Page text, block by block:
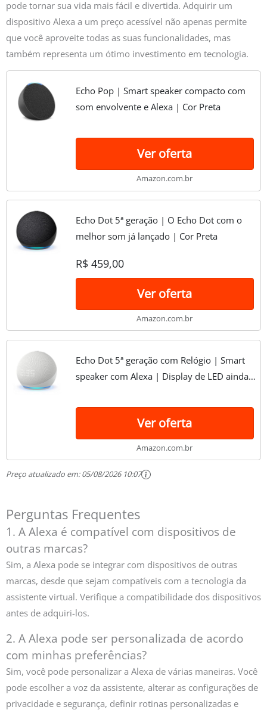
pode tornar sua vida mais fácil e divertida. Adquirir um
dispositivo Alexa a um preço acessível não apenas permite
que você aproveite todas as suas funcionalidades, mas
também representa um ótimo investimento em tecnologia.
Echo Pop | Smart speaker compacto com
som envolvente e Alexa | Cor Preta
Ver oferta
Amazon.com.br
Echo Dot 5ª geração | O Echo Dot com o
melhor som já lançado | Cor Preta
R$ 459,00
Ver oferta
Amazon.com.br
Echo Dot 5ª geração com Relógio | Smart
speaker com Alexa | Display de LED ainda
Ver oferta
Amazon.com.br
Preço atualizado em:05/08/2026 10:07
Perguntas Frequentes
1. A Alexa é compatível com dispositivos de
outras marcas?
Sim, a Alexa pode se integrar com dispositivos de outras
marcas, desde que sejam compatíveis com a tecnologia da
assistente virtual. Verifique a compatibilidade dos dispositivos
antes de adquiri-los.
2. A Alexa pode ser personalizada de acordo
com minhas preferências?
Sim, você pode personalizar a Alexa de várias maneiras. Você
pode escolher a voz da assistente, alterar as configurações de
privacidade e segurança, definir rotinas personalizadas e